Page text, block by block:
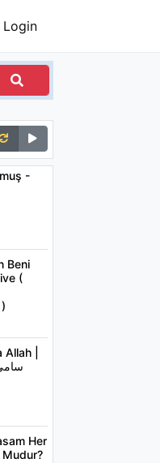
Login
-
Beni
(
|
Her
Mudur?